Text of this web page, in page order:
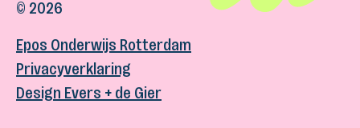
© 2026
Epos Onderwijs Rotterdam
Privacyverklaring
Design Evers + de Gier